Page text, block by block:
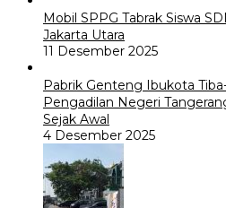
Mobil SPPG Tabrak Siswa
Jakarta Utara
11 Desember 2025
Pabrik Genteng Ibukota
Pengadilan Negeri
Sejak Awal
4 Desember 2025